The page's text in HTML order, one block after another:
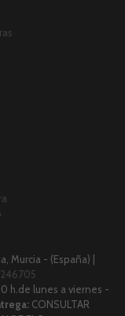
Murcia - (España) |
h.de lunes a viernes -
CONSULTAR